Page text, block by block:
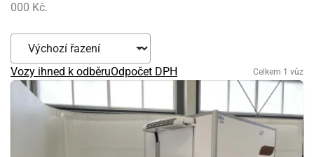
000 Kč.
Vozy ihned k odběruOdpočet DPH Celkem 1 vůz